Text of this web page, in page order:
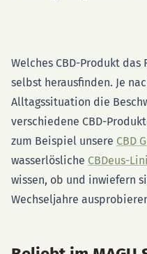
Welches CBD-Produkt das
selbst herausfinden. Je
Alltagssituation die
verschiedene CBD-
zum Beispiel unsere CBD
wasserlösliche CBDeus-
wissen, ob und inwiefern
Wechseljahre